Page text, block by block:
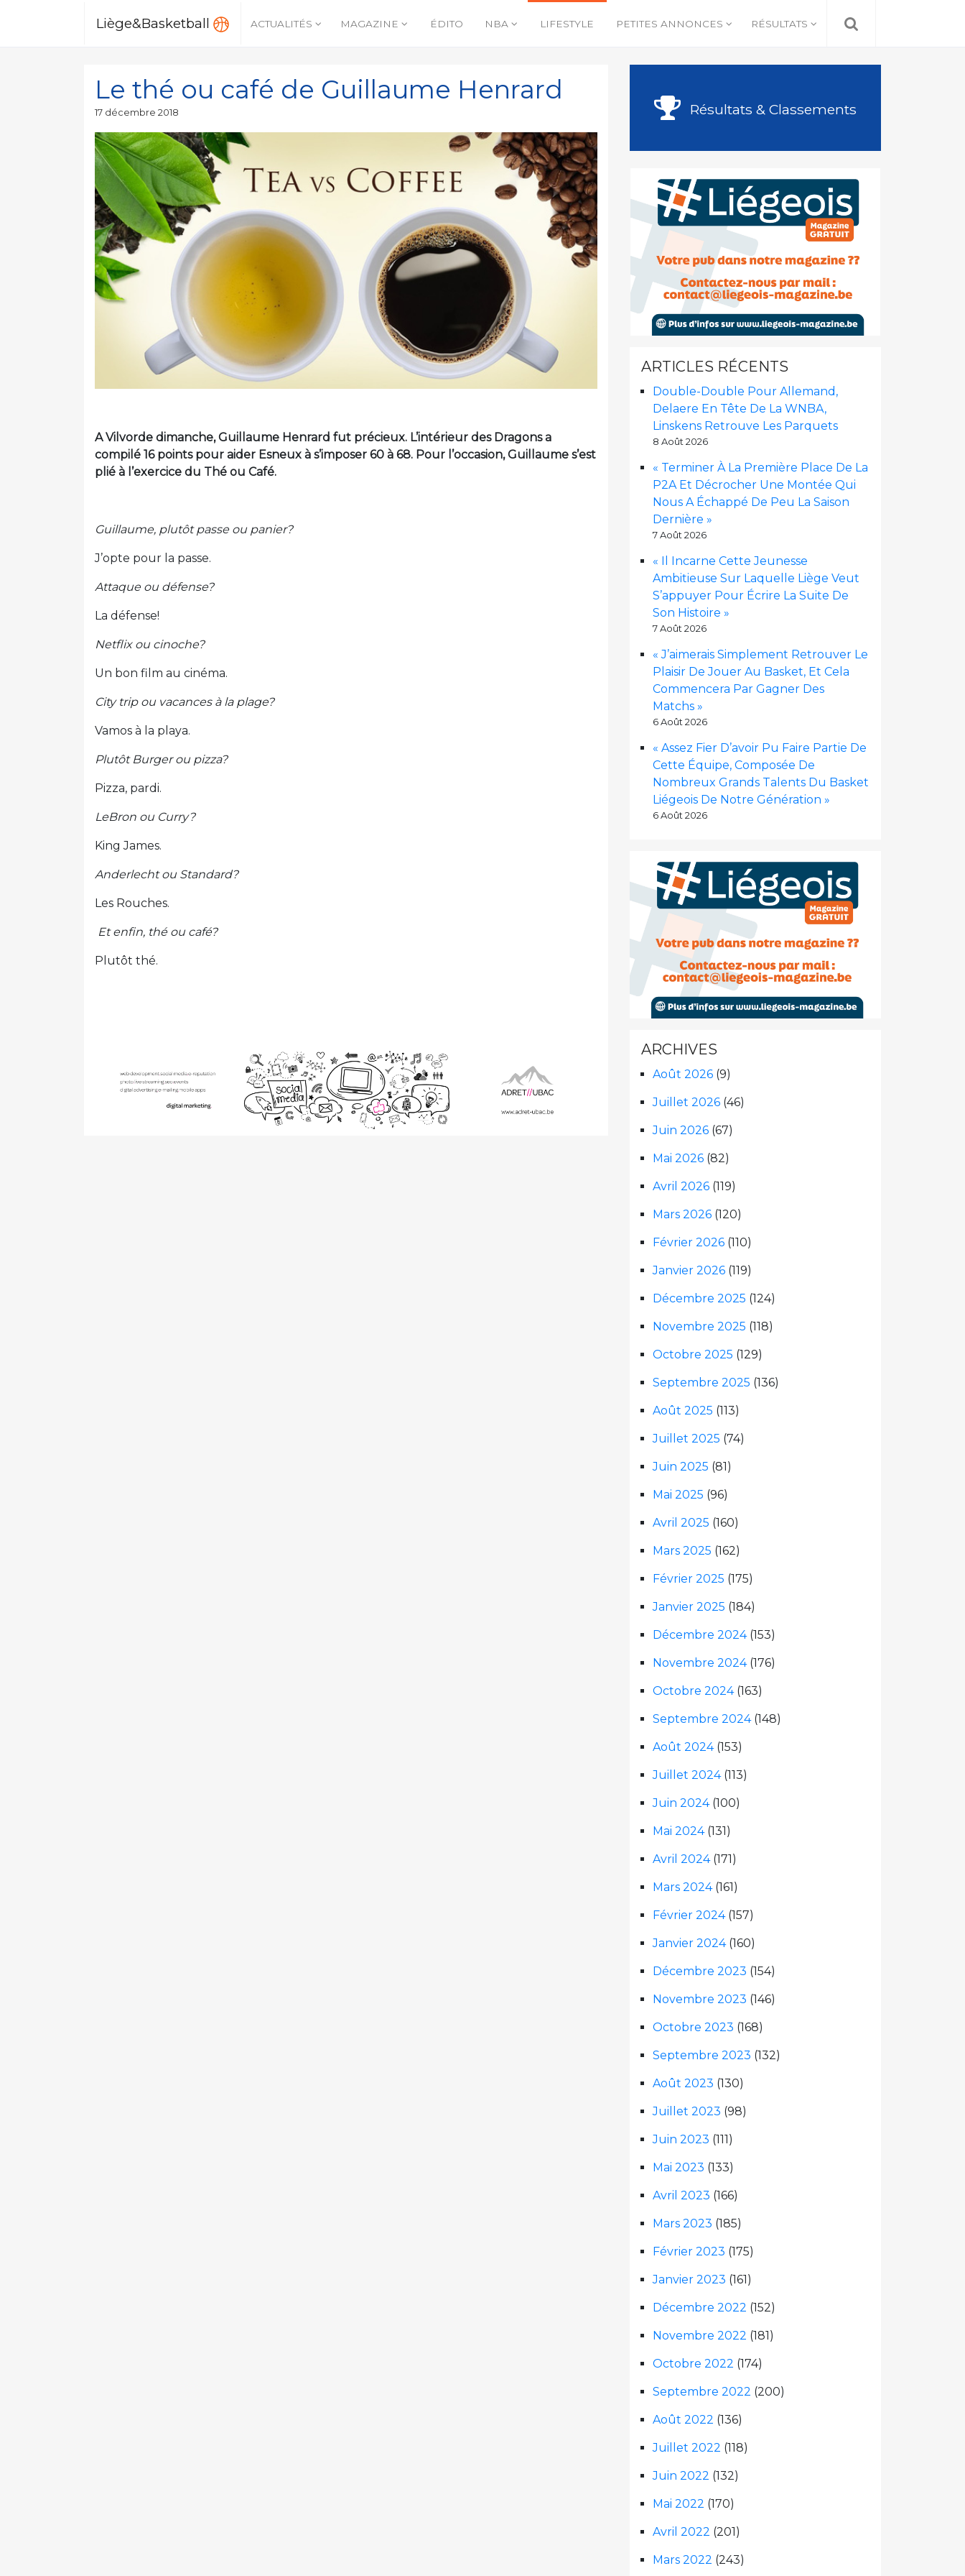
Liège&Basketball ACTUALITÉS MAGAZINE ÉDITO NBA LIFESTYLE PETITES ANNONCES RÉSULTATS
Le thé ou café de Guillaume Henrard
Publié
17 décembre 2018
A Vilvorde dimanche, Guillaume Henrard fut précieux. L’intérieur des Dragons a
compilé 16 points pour aider Esneux à s’imposer 60 à 68. Pour l’occasion, Guillaume s’est
plié à l’exercice du Thé ou Café.
Guillaume, plutôt passe ou panier?
J’opte pour la passe.
Attaque ou défense?
La défense!
Netflix ou cinoche?
Un bon film au cinéma.
City trip ou vacances à la plage?
Vamos à la playa.
Plutôt Burger ou pizza?
Pizza, pardi.
LeBron ou Curry?
King James.
Anderlecht ou Standard?
Les Rouches.
Et enfin, thé ou café?
Plutôt thé.
Résultats & Classements
ARTICLES RÉCENTS
Double-Double Pour Allemand,
Delaere En Tête De La WNBA,
Linskens Retrouve Les Parquets
8 Août 2026
« Terminer À La Première Place De La
P2A Et Décrocher Une Montée Qui
Nous A Échappé De Peu La Saison
Dernière »
7 Août 2026
« Il Incarne Cette Jeunesse
Ambitieuse Sur Laquelle Liège Veut
S’appuyer Pour Écrire La Suite De
Son Histoire »
7 Août 2026
« J’aimerais Simplement Retrouver Le
Plaisir De Jouer Au Basket, Et Cela
Commencera Par Gagner Des
Matchs »
6 Août 2026
« Assez Fier D’avoir Pu Faire Partie De
Cette Équipe, Composée De
Nombreux Grands Talents Du Basket
Liégeois De Notre Génération »
6 Août 2026
ARCHIVES
Août 2026 (9)
Juillet 2026 (46)
Juin 2026 (67)
Mai 2026 (82)
Avril 2026 (119)
Mars 2026 (120)
Février 2026 (110)
Janvier 2026 (119)
Décembre 2025 (124)
Novembre 2025 (118)
Octobre 2025 (129)
Septembre 2025 (136)
Août 2025 (113)
Juillet 2025 (74)
Juin 2025 (81)
Mai 2025 (96)
Avril 2025 (160)
Mars 2025 (162)
Février 2025 (175)
Janvier 2025 (184)
Décembre 2024(153)
Novembre 2024(176)
Octobre 2024(163)
Septembre 2024(148)
Août 2024(153)
Juillet 2024(113)
Juin 2024(100)
Mai 2024(131)
Avril 2024(171)
Mars 2024(161)
Février 2024(157)
Janvier 2024(160)
Décembre 2023 (154)
Novembre 2023 (146)
Octobre 2023 (168)
Septembre 2023 (132)
Août 2023 (130)
Juillet 2023 (98)
Juin 2023 (111)
Mai 2023 (133)
Avril 2023 (166)
Mars 2023 (185)
Février 2023 (175)
Janvier 2023 (161)
Décembre 2022 (152)
Novembre 2022 (181)
Octobre 2022 (174)
Septembre 2022 (200)
Août 2022 (136)
Juillet 2022 (118)
Juin 2022 (132)
Mai 2022 (170)
Avril 2022 (201)
Mars 2022 (243)